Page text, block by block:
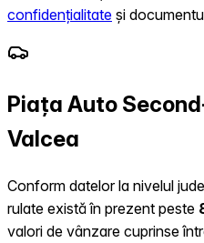
confidențialitate și
Piața Auto
Valcea
Conform datelor la nivelul
rulate există în prezent peste
valori de vânzare cuprinse